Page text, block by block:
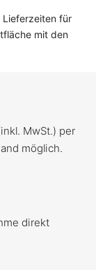
Lieferzeiten für
mit den
MwSt.) per
möglich.
direkt